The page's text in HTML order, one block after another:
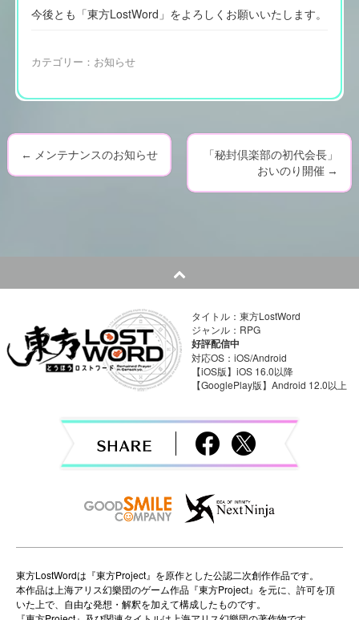
今後とも「東方LostWord」をよろしくお願いいたします。
カテゴリー： お知らせ
P
a
v
o
n
← メンテナンスのお知らせ
「秘封倶楽部の初代会長」
おいのり開催 →
タイトル：東方LostWord
ジャンル：RPG
好評配信中
対応OS：iOS/Android
【iOS版】iOS 16.0以降
【GooglePlay版】Android 12.0以上
東方LostWordは『東方Project』を原作とした公認二次創作作品です。
本作品は上海アリス幻樂団のゲーム作品『東方Project』を元に、許可を頂
いた上で、自由な発想・解釈を加えて構成したものです。